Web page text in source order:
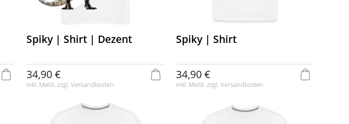
Spiky | Shirt | Dezent
34,90 €
inkl. MwSt. zzgl. Versandkosten
Spiky | Shirt
34,90 €
inkl. MwSt. zzgl. Versandkosten